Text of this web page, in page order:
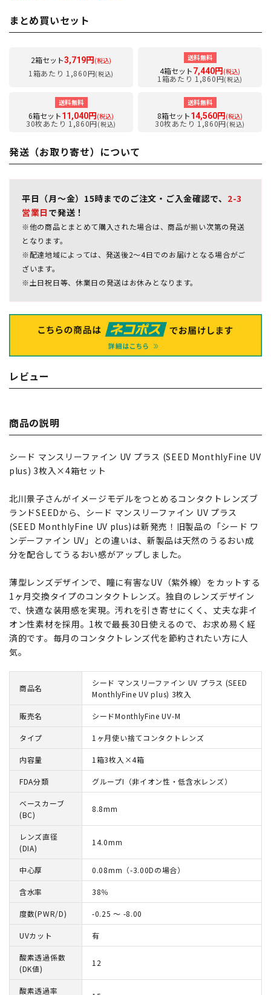
まとめ買いセット
2箱セット3,719円 (税込)
1箱あたり 1,860円(税込)
送料無料
4箱セット7,440円 (税込)
1箱あたり 1,860円(税込)
送料無料
6箱セット11,040円 (税込)
30枚あたり 1,860円(税込)
送料無料
8箱セット14,560円 (税込)
30枚あたり 1,860円(税込)
発送（お取り寄せ）について
平日（月～金）15時までのご注文・ご入金確認で、 2-3
営業日 で発送！
※他の商品とまとめて購入された場合は、商品が揃い次第の発送
となります。
※配達地域によっては、発送後2～4日でのお届けとなる場合がご
ざいます。
※土日祝日等、休業日の発送はお休みとなります。
レビュー
商品の説明
シード マンスリーファイン UV プラス (SEED MonthlyFine UV
plus) 3枚入×4箱セット
北川景子さんがイメージモデルをつとめるコンタクトレンズブ
ランドSEEDから、シード マンスリーファイン UV プラス
(SEED MonthlyFine UV plus)は新発売！旧製品の「シード ワ
ンデーファイン UV」との違いは、新製品は天然のうるおい成
分を配合してうるおい感がアップしました。
薄型レンズデザインで、瞳に有害なUV（紫外線）をカットする
1ヶ月交換タイプのコンタクトレンズ。独自のレンズデザイン
で、快適な装用感を実現。汚れを引き寄せにくく、丈夫な非イ
オン性素材を採用。1枚で最長30日使えるので、お求め易く経
済的です。毎月のコンタクトレンズ代を節約されたい方に人
気。
商品名
シード マンスリーファイン UV プラス (SEED
MonthlyFine UV plus) 3枚入
販売名 シードMonthlyFine UV-M
タイプ 1ヶ月使い捨てコンタクトレンズ
内容量 1箱3枚入×4箱
FDA分類 グループI（非イオン性・低含水レンズ）
ベースカーブ
(BC)
8.8mm
レンズ直径
(DIA)
14.0mm
中心厚 0.08mm（-3.00Dの場合）
含水率 38％
度数(PWR/D) -0.25 ～ -8.00
UVカット 有
酸素透過係数
(DK値)
12
酸素透過率